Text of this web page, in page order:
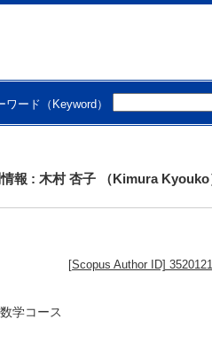
ワード（Keyword）
報 : 木村 杏子 （Kimura Kyouko
[Scopus Author ID]
学コース